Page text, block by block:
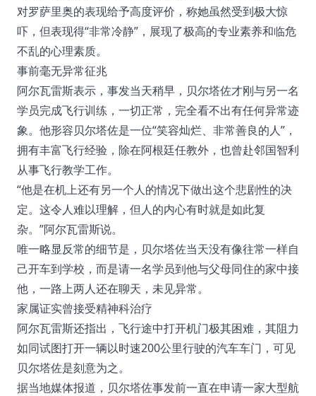
对罗萨里奥的表现给予高度评价，称她虽然受到极大惊
吓，但表现得“非常冷静”，展现了极高的专业素养和临危
不乱的心理素质。
事前毫无异常征兆
阿尔瓦雷斯表示，事发当天稍早，贝尔塔佐才刚与另一名
学员完成飞行训练，一切正常，完全看不出有任何异常迹
象。他形容贝尔塔佐是一位“笑容灿烂、非常善良的人”，
拥有丰富飞行经验，除在阿根廷任教外，也曾赴邻国智利
从事飞行教学工作。
“他是在机上还有另一个人的情况下做出这个悲剧性的决
定。这令人难以理解，但人的内心有时就是如此复
杂。”阿尔瓦雷斯说。
唯一略显反常的细节是，贝尔塔佐当天没有像往常一样自
己开车到学校，而是请一名学员到他与父母同住的家中接
他，一路上两人还在聊天，未见异常。
家属证实曾接受精神科治疗
阿尔瓦雷斯还指出，飞行途中打开机门极其困难，其阻力
如同试图打开一辆以时速200公里行驶的汽车车门，可见
贝尔塔佐是刻意为之。
据当地媒体报道，贝尔塔佐事发前一直在申请一家大型航